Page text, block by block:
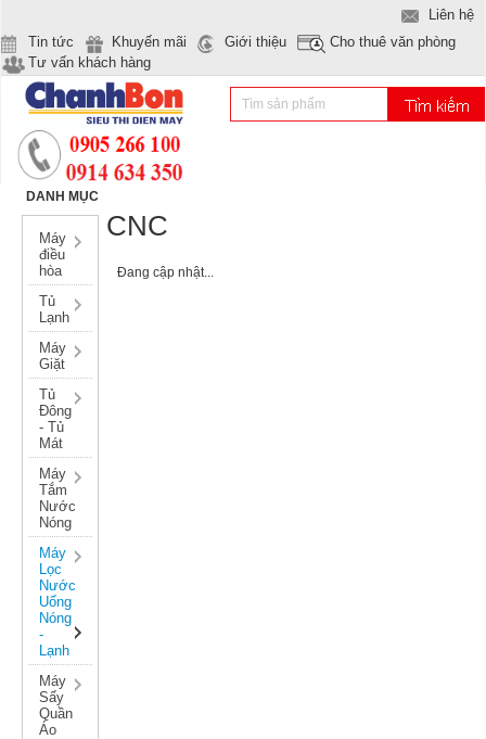
Liên hệ
Tin tức
Khuyến mãi Giới thiệu
Cho thuê văn phòng
Tư vấn khách hàng
DANH MỤC
Máy
điều
hòa
Tủ
Lạnh
Máy
Giặt
Tủ
Đông
- Tủ
Mát
Máy
Tắm
Nước
Nóng
Máy
Lọc
Nước
Uống
Nóng
-
Lạnh
Máy
Sấy
Quần
Áo
CNC
Đang cập nhật...